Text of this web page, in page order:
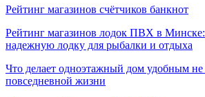
Рейтинг магазинов счётчиков банкнот
Рейтинг магазинов лодок ПВХ в Минске:
надежную лодку для рыбалки и отдыха
Что делает одноэтажный дом удобным не
повседневной жизни